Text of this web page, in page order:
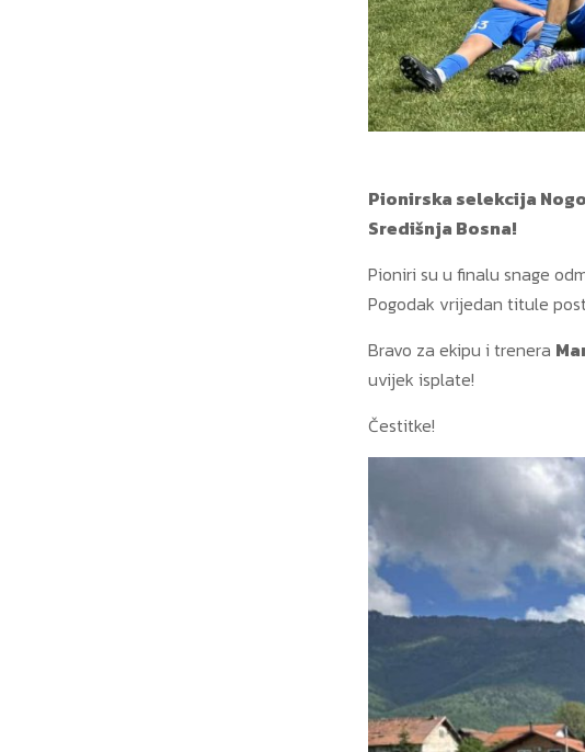
Pionirska selekcija
Središnja Bosna!
Pioniri su u finalu snage
Pogodak vrijedan titule
Bravo za ekipu i trenera
uvijek isplate!
Čestitke!